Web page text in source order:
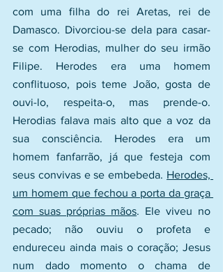
com uma filha do rei Aretas, rei de
Damasco. Divorciou-se dela para casar-
se com Herodias, mulher do seu irmão
Filipe. Herodes era uma homem
conflituoso, pois teme João, gosta de
ouvi-lo, respeita-o, mas prende-o.
Herodias falava mais alto que a voz da
sua consciência. Herodes era um
homem fanfarrão, já que festeja com
seus convivas e se embebeda. Herodes,
um homem que fechou a porta da graça
com suas próprias mãos. Ele viveu no
pecado; não ouviu o profeta e
endureceu ainda mais o coração; Jesus
num dado momento o chama de